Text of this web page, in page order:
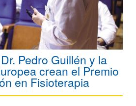
Pedro Guillén y la
crean el Premio
en Fisioterapia